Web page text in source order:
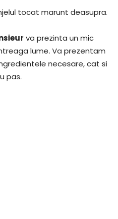
tocat marunt deasupra.
va prezinta un mic
lume. Va prezentam
necesare, cat si
pas.